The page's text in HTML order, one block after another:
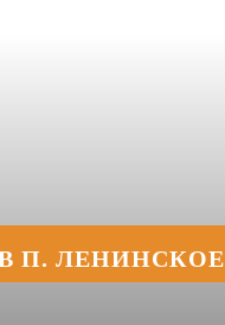
П. ЛЕНИНСКОЕ